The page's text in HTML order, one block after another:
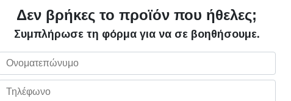
Δεν βρήκες το προϊόν που ήθελες;
Συμπλήρωσε τη φόρμα για να σε βοηθήσουμε.